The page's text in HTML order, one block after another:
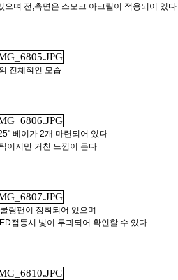
으며 전,측면은 스모크 아크릴이 적용되어 있다
전체적인 모습
베이가 2개 마련되어 있다
이지만 거친 느낌이 든다
링팬이 장착되어 있으며
점등시 빛이 투과되어 확인할 수 있다